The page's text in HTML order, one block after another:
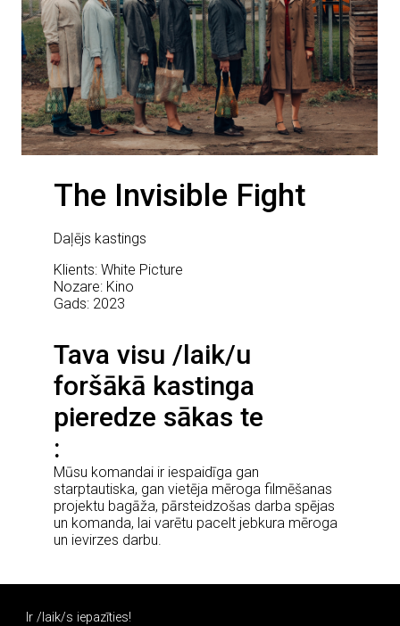
The Invisible Fight
Daļējs kastings
Klients: White Picture
Nozare: Kino
Gads: 2023
Tava visu /laik/u
foršākā kastinga
pieredze sākas te
Mūsu komandai ir iespaidīga gan
starptautiska, gan vietēja mēroga filmēšanas
projektu bagāža, pārsteidzošas darba spējas
un komanda, lai varētu pacelt jebkura mēroga
un ievirzes darbu.
Ir /laik/s iepazīties!